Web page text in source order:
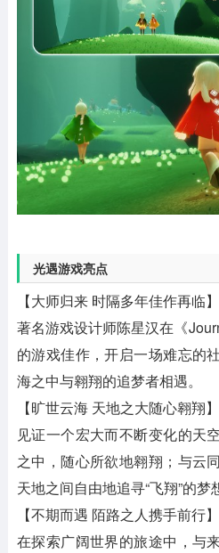
光遇游戏亮点
【大师归来 时隔多年佳作再临】
著名游戏设计师陈星汉在《
的游戏佳作，开启一场难忘的
海之中与翱翔的追梦者相遇。
【旷世云海 天地之大随心翱翔】
见证一个宏大而不断变化的天
之中，随心所欲地翱翔；与云
天地之间自由地追寻“飞翔”的梦
【不期而遇 陌路之人携手前行】
在探索广阔世界的旅途中，与